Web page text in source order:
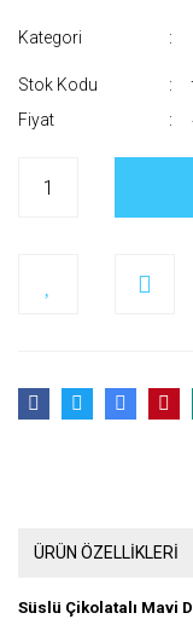
Kategori
Stok Kodu
Fiyat
ÜRÜN ÖZELLİKLERİ
Süslü Çikolatalı Mavi